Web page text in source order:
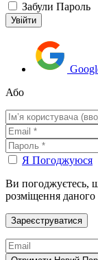
Забули Пароль
Або
Я Погоджуюся
Ви погоджуєтесь,
розміщення